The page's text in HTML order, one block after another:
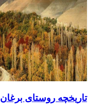
تاریخچه روستای برغان